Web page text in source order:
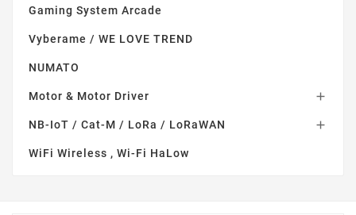
Gaming System Arcade
Vyberame / WE LOVE TREND
NUMATO
Motor & Motor Driver 
NB-IoT / Cat-M / LoRa / LoRaWAN 
WiFi Wireless , Wi-Fi HaLow